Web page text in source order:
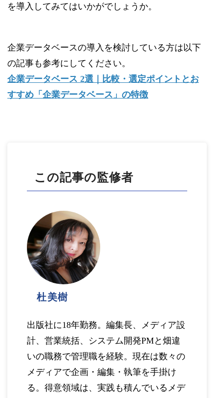
を導入してみてはいかがでしょうか。
企業データベースの導入を検討している方は以下
の記事も参考にしてください。
企業データベース 2選｜比較・選定ポイントとお
すすめ「企業データベース」の特徴
この記事の監修者
杜美樹
出版社に18年勤務。編集長、メディア設
計、営業統括、システム開発PMと畑違
いの職務で管理職を経験。現在は数々の
メディアで企画・編集・執筆を手掛け
る。得意領域は、実践も積んでいるメデ